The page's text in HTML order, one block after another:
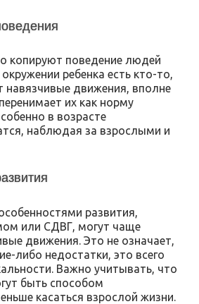
копируют поведение людей
окружении ребенка есть кто-то,
навязчивые движения, вполне
их как норму
в возрасте
наблюдая за взрослыми и
развития,
или СДВГ, могут чаще
движения. Это не означает,
либо недостатки, это всего
Важно учитывать, что
быть способом
касаться взрослой жизни.